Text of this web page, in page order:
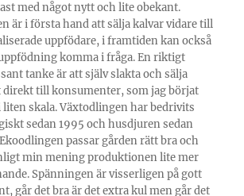
med något nytt och lite obekant.
är i första hand att sälja kalvar vidare till
uppfödare, i framtiden kan också
komma i fråga. En riktigt
tanke är att själv slakta och sälja
direkt till konsumenter, som jag börjat
liten skala. Växtodlingen har bedrivits
sedan 1995 och husdjuren sedan
passar gården rätt bra och
min mening produktionen lite mer
Spänningen är visserligen på gott
går det bra är det extra kul men går det